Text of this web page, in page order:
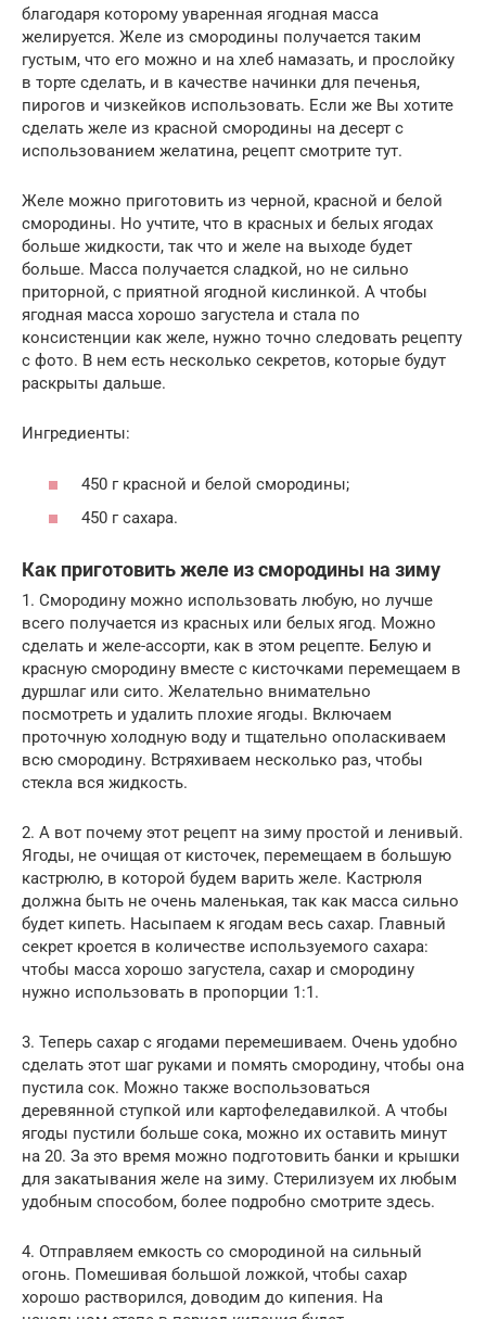
благодаря которому уваренная ягодная масса
желируется. Желе из смородины получается таким
густым, что его можно и на хлеб намазать, и прослойку
в торте сделать, и в качестве начинки для печенья,
пирогов и чизкейков использовать. Если же Вы хотите
сделать желе из красной смородины на десерт с
использованием желатина, рецепт смотрите тут.
Желе можно приготовить из черной, красной и белой
смородины. Но учтите, что в красных и белых ягодах
больше жидкости, так что и желе на выходе будет
больше. Масса получается сладкой, но не сильно
приторной, с приятной ягодной кислинкой. А чтобы
ягодная масса хорошо загустела и стала по
консистенции как желе, нужно точно следовать рецепту
с фото. В нем есть несколько секретов, которые будут
раскрыты дальше.
Ингредиенты:
450 г красной и белой смородины;
450 г сахара.
Как приготовить желе из смородины на зиму
1. Смородину можно использовать любую, но лучше
всего получается из красных или белых ягод. Можно
сделать и желе-ассорти, как в этом рецепте. Белую и
красную смородину вместе с кисточками перемещаем в
дуршлаг или сито. Желательно внимательно
посмотреть и удалить плохие ягоды. Включаем
проточную холодную воду и тщательно ополаскиваем
всю смородину. Встряхиваем несколько раз, чтобы
стекла вся жидкость.
2. А вот почему этот рецепт на зиму простой и ленивый.
Ягоды, не очищая от кисточек, перемещаем в большую
кастрюлю, в которой будем варить желе. Кастрюля
должна быть не очень маленькая, так как масса сильно
будет кипеть. Насыпаем к ягодам весь сахар. Главный
секрет кроется в количестве используемого сахара:
чтобы масса хорошо загустела, сахар и смородину
нужно использовать в пропорции 1:1.
3. Теперь сахар с ягодами перемешиваем. Очень удобно
сделать этот шаг руками и помять смородину, чтобы она
пустила сок. Можно также воспользоваться
деревянной ступкой или картофеледавилкой. А чтобы
ягоды пустили больше сока, можно их оставить минут
на 20. За это время можно подготовить банки и крышки
для закатывания желе на зиму. Стерилизуем их любым
удобным способом, более подробно смотрите здесь.
4. Отправляем емкость со смородиной на сильный
огонь. Помешивая большой ложкой, чтобы сахар
хорошо растворился, доводим до кипения. На